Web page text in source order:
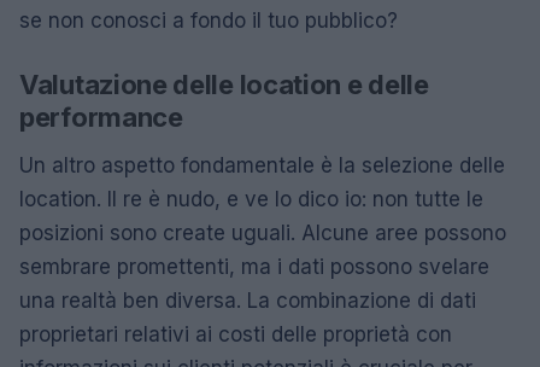
se non conosci a fondo il tuo pubblico?
Valutazione delle location e delle
performance
Un altro aspetto fondamentale è la selezione delle
location. Il re è nudo, e ve lo dico io: non tutte le
posizioni sono create uguali. Alcune aree possono
sembrare promettenti, ma i dati possono svelare
una realtà ben diversa. La combinazione di dati
proprietari relativi ai costi delle proprietà con